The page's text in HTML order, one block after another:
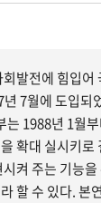
발전에 힘입
7월에 도입되
는 1988년 1월
확대 실시키
켜 주는 기능
할 수 있다. 본